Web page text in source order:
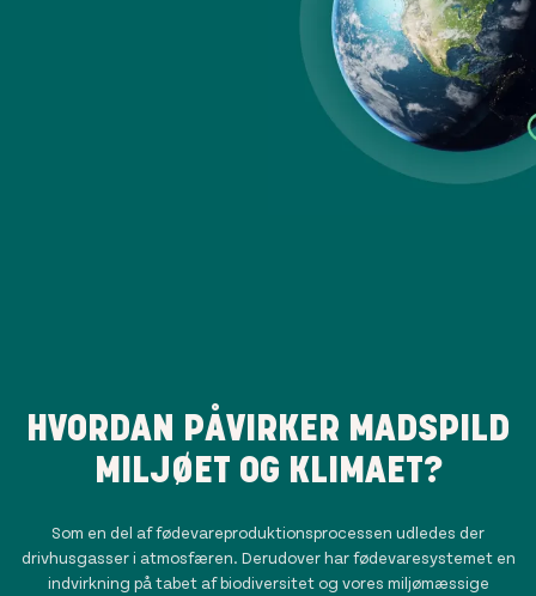
HVORDAN PÅVIRKER MADSPILD
MILJØET OG KLIMAET?
Som en del af fødevareproduktionsprocessen udledes der
drivhusgasser i atmosfæren. Derudover har fødevaresystemet en
indvirkning på tabet af biodiversitet og vores miljømæssige